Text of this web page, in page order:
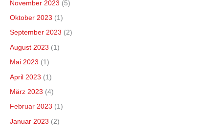
November 2023 (5)
Oktober 2023 (1)
September 2023 (2)
August 2023 (1)
Mai 2023 (1)
April 2023 (1)
März 2023 (4)
Februar 2023 (1)
Januar 2023 (2)